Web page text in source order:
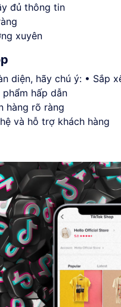
đủ thông tin
xuyên
diện, hãy chú ý: • Sắp
hấp dẫn
hàng rõ ràng
và hỗ trợ khách hàng